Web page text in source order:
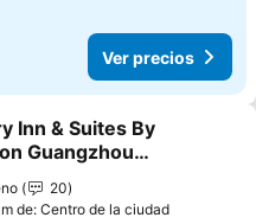
Ver precios
a favoritos
Inn & Suites By
Guangzhou
Station Xiaobei
20
de: Centro de la ciudad